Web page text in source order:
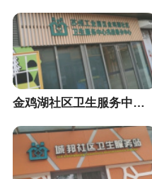
金鸡湖社区卫生服务中心兆佳巷分中心